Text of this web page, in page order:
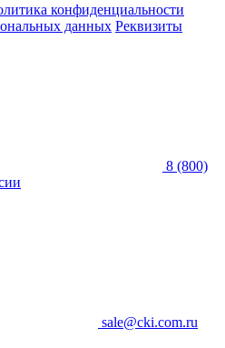
конфиденциальности
данных Реквизиты
8 (800)
sale@cki.com.ru